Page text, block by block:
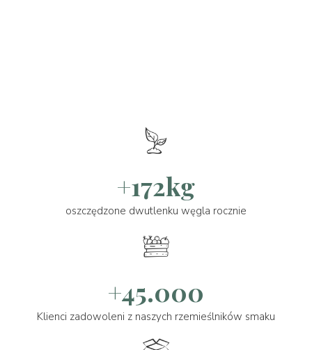
+172kg
oszczędzone dwutlenku węgla rocznie
+45.000
Klienci zadowoleni z naszych rzemieślników smaku